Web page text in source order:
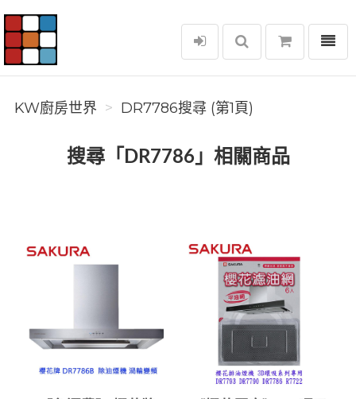
KW廚房世界
選單
KW廚房世界 DR7786搜尋 (第1頁)
搜尋「DR7786」相關商品